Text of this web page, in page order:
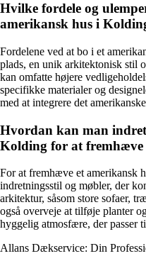
Hvilke fordele og
amerikansk hus i
Fordelene ved at bo i et
plads, en unik arkitektonisk stil
kan omfatte højere
specifikke materialer og
med at integrere det
Hvordan kan man
Kolding for at
For at fremhæve et amerikansk
indretningsstil og møbler, der
arkitektur, såsom store sofaer,
også overveje at tilføje planter
hyggelig atmosfære, der passer
Allans Dækservice: Din